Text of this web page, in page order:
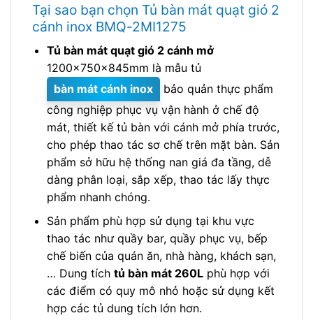
Tại sao bạn chọn Tủ bàn mát quạt gió 2
cánh inox BMQ-2MI1275
Tủ bàn mát quạt gió 2 cánh mở
1200x750x845mm là mẫu tủ
bàn mát cánh inox
bảo quản thực phẩm
công nghiệp phục vụ vận hành ở chế độ
mát, thiết kế tủ bàn với cánh mở phía trước,
cho phép thao tác sơ chế trên mặt bàn. Sản
phẩm sở hữu hệ thống nan giá đa tầng, dễ
dàng phân loại, sắp xếp, thao tác lấy thực
phẩm nhanh chóng.
Sản phẩm phù hợp sử dụng tại khu vực
thao tác như quầy bar, quầy phục vụ, bếp
chế biến của quán ăn, nhà hàng, khách sạn,
… Dung tích tủ bàn mát 260Lphù hợp với
các điểm có quy mô nhỏ hoặc sử dụng kết
hợp các tủ dung tích lớn hơn.